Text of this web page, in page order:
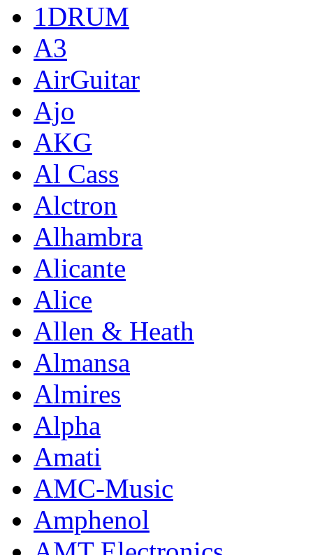
1DRUM
A3
AirGuitar
Ajo
AKG
Al Cass
Alctron
Alhambra
Alicante
Alice
Allen & Heath
Almansa
Almires
Alpha
Amati
AMC-Music
Amphenol